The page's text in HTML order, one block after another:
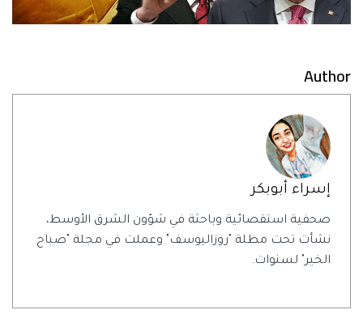
Author
إسراء أبوبكر
صحفية استقصائية وباحثة في شؤون الشرق الأوسط،
نشأت تحت مظلة "روزاليوسف" وعملت في مجلة "صباح
الخير" لسنوات.